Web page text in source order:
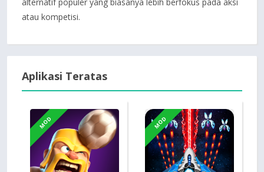
atau kompetisi.
Aplikasi Teratas
MOD MOD